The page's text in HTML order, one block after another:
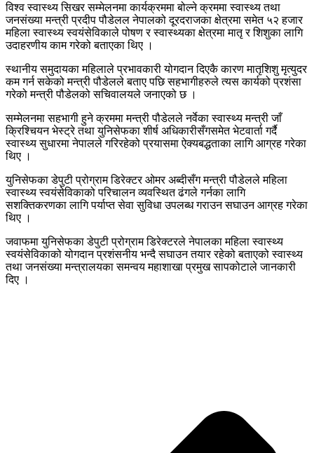
विश्व स्वास्थ्य सिखर सम्मेलनमा कार्यक्रममा बोल्ने क्रममा स्वास्थ्य तथा
जनसंख्या मन्त्री प्रदीप पौडेलल नेपालको दूरदराजका क्षेत्रमा समेत ५२ हजार
महिला स्वास्थ्य स्वयंसेविकाले पोषण र स्वास्थ्यका क्षेत्रमा मातृ र शिशुका लागि
उदाहरणीय काम गरेको बताएका थिए ।
स्थानीय समुदायका महिलाले प्रभावकारी योगदान दिएकै कारण मातृशिशु मृत्युदर
कम गर्न सकेको मन्त्री पौडेलले बताए पछि सहभागीहरुले त्यस कार्यको प्रशंसा
गरेको मन्त्री पौडेलको सचिवालयले जनाएको छ ।
सम्मेलनमा सहभागी हुने क्रममा मन्त्री पौडेलले नर्वेका स्वास्थ्य मन्त्री जाँ
क्रिश्चियन भेस्ट्रे तथा युनिसेफका शीर्ष अधिकारीसँगसमेत भेटवार्ता गर्दै
स्वास्थ्य सुधारमा नेपालले गरिरहेको प्रयासमा ऐक्यबद्धताका लागि आग्रह गरेका
थिए ।
युनिसेफका डेपुटी प्रोग्राम डिरेक्टर ओमर अब्दीसँग मन्त्री पौडेलले महिला
स्वास्थ्य स्वयंसेविकाको परिचालन व्यवस्थित ढंगले गर्नका लागि
सशक्तिकरणका लागि पर्याप्त सेवा सुविधा उपलब्ध गराउन सघाउन आग्रह गरेका
थिए ।
जवाफमा युनिसेफका डेपुटी प्रोग्राम डिरेक्टरले नेपालका महिला स्वास्थ्य
स्वयंसेविकाको योगदान प्रशंसनीय भन्दै सघाउन तयार रहेको बताएको स्वास्थ्य
तथा जनसंख्या मन्त्रालयका समन्वय महाशाखा प्रमुख सापकोटाले जानकारी
दिए ।